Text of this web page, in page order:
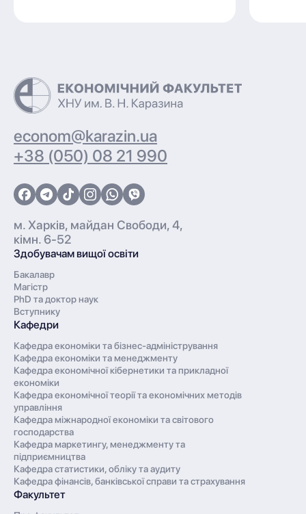
econom@karazin.ua
+38 (050) 08 21 990
м. Харків, майдан Свободи, 4,
кімн. 6-52
Здобувачам вищої освіти
Бакалавр
Магістр
PhD та доктор наук
Вступнику
Кафедри
Кафедра економіки та бізнес-адміністрування
Кафедра економіки та менеджменту
Кафедра економічної кібернетики та прикладної
економіки
Кафедра економічної теорії та економічних методів
управління
Кафедра міжнародної економіки та світового
господарства
Кафедра маркетингу, менеджменту та
підприємництва
Кафедра статистики, обліку та аудиту
Кафедра фінансів, банківської справи та страхування
Факультет